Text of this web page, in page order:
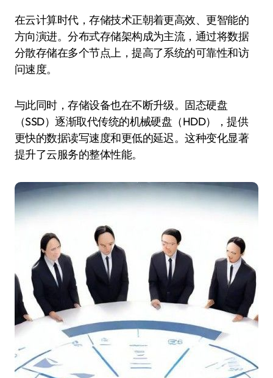
在云计算时代，存储技术正朝着更高效、更智能的
方向演进。分布式存储架构成为主流，通过将数据
分散存储在多个节点上，提高了系统的可靠性和访
问速度。
与此同时，存储设备也在不断升级。固态硬盘
（SSD）逐渐取代传统的机械硬盘（HDD），提供
更快的数据读写速度和更低的延迟。这种变化显著
提升了云服务的整体性能。